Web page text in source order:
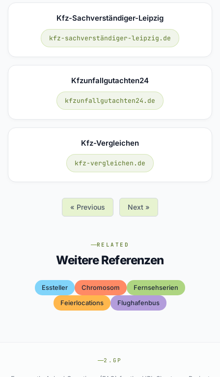
Kfz-Sachverständiger-Leipzig
kfz-sachverständiger-leipzig.de
Kfzunfallgutachten24
kfzunfallgutachten24.de
Kfz-Vergleichen
kfz-vergleichen.de
« Previous Next »
RELATED
Weitere Referenzen
Essteller Chromosom
Fernsehserien
Feierlocations
Flughafenbus
2.GP